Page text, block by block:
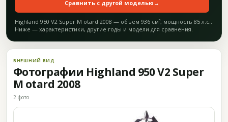
Сравнить с другой моделью →
Highland 950 V2 Super M otard 2008 — объём 936 см³, мощность 85 л.с..
Ниже — характеристики, другие годы и модели для сравнения.
ВНЕШНИЙ ВИД
Фотографии Highland 950 V2 Super
M otard 2008
2 фото